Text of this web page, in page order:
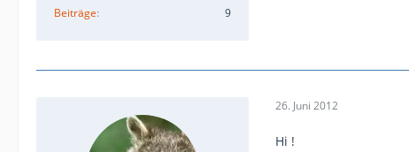
Beiträge 9
26. Juni 2012
Hi !